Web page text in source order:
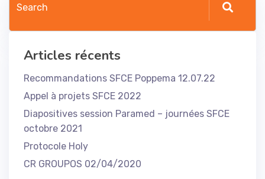
Articles récents
Recommandations SFCE Poppema 12.07.22
Appel à projets SFCE 2022
Diapositives session Paramed – journées SFCE
octobre 2021
Protocole Holy
CR GROUPOS 02/04/2020